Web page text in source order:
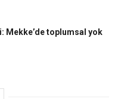
Mekke’de toplumsal yok